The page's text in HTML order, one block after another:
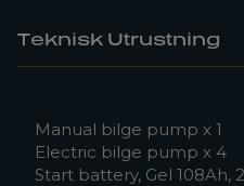
Teknisk Utrustning
Manual bilge pump x 1
Electric bilge pump x 4
Start battery, Gel 108Ah,